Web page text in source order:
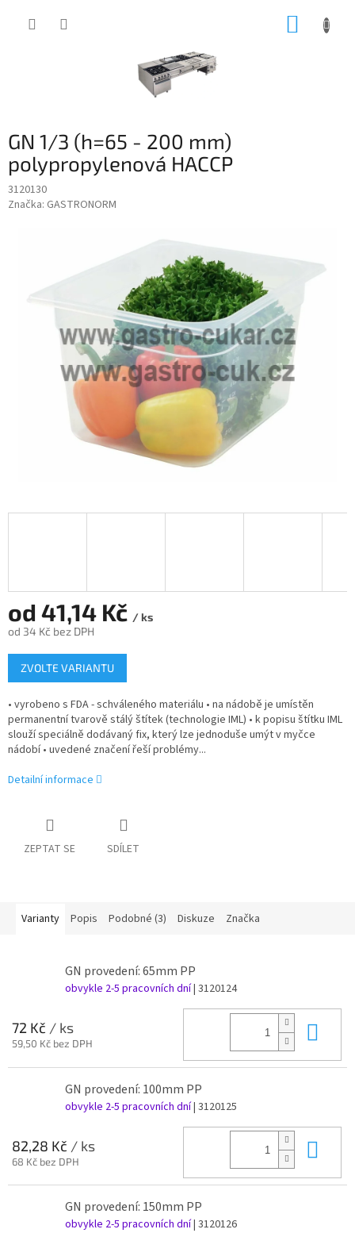
GN 1/3 (h=65 - 200 mm)
polypropylenová HACCP
3120130
Značka: GASTRONORM
od 41,14 Kč / ks
od 34 Kč bez DPH
Měrná
cena:
ZVOLTE VARIANTU
• vyrobeno s FDA - schváleného materiálu • na nádobě je umístěn
permanentní tvarově stálý štítek (technologie IML) • k popisu štítku IML
slouží speciálně dodávaný fix, který lze jednoduše umýt v myčce
nádobí • uvedené značení řeší problémy...
Detailní informace
ZEPTAT SE SDÍLET
Varianty Popis Podobné (3) Diskuze Značka
GN provedení: 65mm PP
obvykle 2-5 pracovních dní| 3120124
72 Kč / ks
59,50 Kč bez DPH
GN provedení: 100mm PP
obvykle 2-5 pracovních dní| 3120125
82,28 Kč / ks
68 Kč bez DPH
GN provedení: 150mm PP
obvykle 2-5 pracovních dní| 3120126